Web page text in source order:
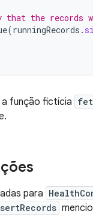
the records
(runningRecords .
função fictícia
para